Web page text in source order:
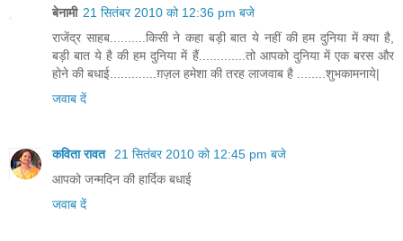
बेनामी 21 सितंबर 2010 को 12:36 pm बजे
राजेंद्र साहब..........किसी ने कहा बड़ी बात ये नहीं की हम दुनिया में क्या है,
बड़ी बात ये है की हम दुनिया में हैं.............तो आपको दुनिया में एक बरस और
होने की बधाई.............ग़ज़ल हमेशा की तरह लाजवाब है ........शुभकामनाये|
जवाब दें
कविता रावत
21 सितंबर 2010 को 12:45 pm बजे
आपको जन्मदिन की हार्दिक बधाई
जवाब दें